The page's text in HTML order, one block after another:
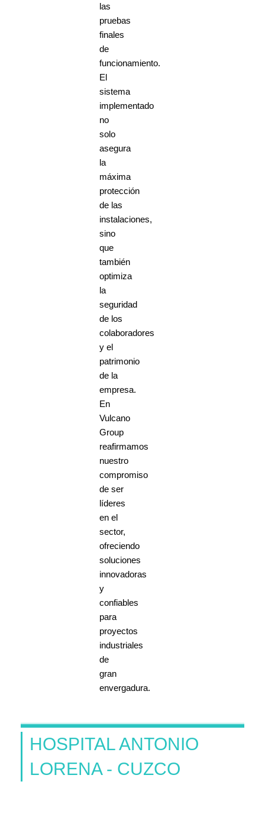
las
pruebas
finales
de
funcionamiento.
El
sistema
implementado
no
solo
asegura
la
máxima
protección
de las
instalaciones,
sino
que
también
optimiza
la
seguridad
de los
colaboradores
y el
patrimonio
de la
empresa.
En
Vulcano
Group
reafirmamos
nuestro
compromiso
de ser
líderes
en el
sector,
ofreciendo
soluciones
innovadoras
y
confiables
para
proyectos
industriales
de
gran
envergadura.
HOSPITAL ANTONIO
LORENA - CUZCO